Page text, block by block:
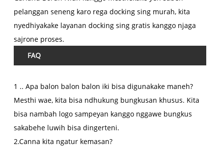
pelanggan seneng karo rega docking sing murah, kita
nyedhiyakake layanan docking sing gratis kanggo njaga
sajrone proses.
FAQ
1 .. Apa balon balon balon iki bisa digunakake maneh?
Mesthi wae, kita bisa ndhukung bungkusan khusus. Kita
bisa nambah logo sampeyan kanggo nggawe bungkus
sakabehe luwih bisa dingerteni.
2.Canna kita ngatur kemasan?